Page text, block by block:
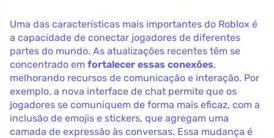
Uma das características mais importantes do Roblox é
a capacidade de conectar jogadores de diferentes
partes do mundo. As atualizações recentes têm se
concentrado em fortalecer essas conexões,
melhorando recursos de comunicação e interação. Por
exemplo, a nova interface de chat permite que os
jogadores se comuniquem de forma mais eficaz, com a
inclusão de emojis e stickers, que agregam uma
camada de expressão às conversas. Essa mudança é